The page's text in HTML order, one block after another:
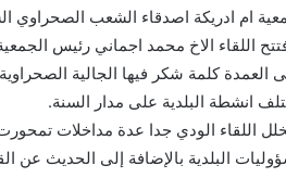
i
l
ام ادريكة اصدقاء الشعب الصحراوي
اللقاء الاخ محمد اجماني رئيس
العمدة كلمة شكر فيها الجالية
انشطة البلدية على مدار السنة.
اللقاء الودي جدا عدة مداخلات
البلدية بالإضافة إلى الحديث عن